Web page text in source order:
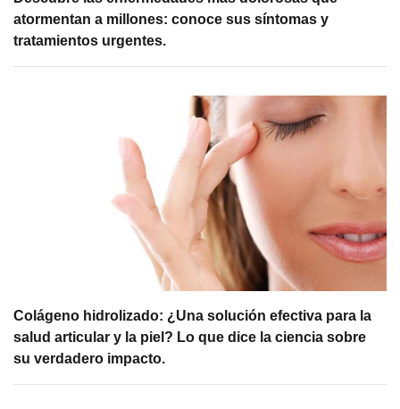
atormentan a millones: conoce sus síntomas y
tratamientos urgentes.
Colágeno hidrolizado: ¿Una solución efectiva para la
salud articular y la piel? Lo que dice la ciencia sobre
su verdadero impacto.